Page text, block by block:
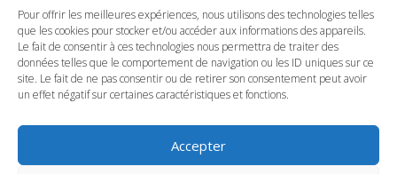
Pour offrir les meilleures expériences, nous utilisons des technologies telles
que les cookies pour stocker et/ou accéder aux informations des appareils.
Le fait de consentir à ces technologies nous permettra de traiter des
données telles que le comportement de navigation ou les ID uniques sur ce
site. Le fait de ne pas consentir ou de retirer son consentement peut avoir
un effet négatif sur certaines caractéristiques et fonctions.
Accepter
annuel, nous le ferons vivre et il sera actualisé pour mieux vous
informer.
Bonne visite à toutes et à tous.